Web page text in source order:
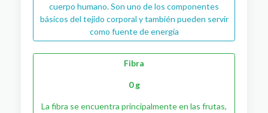
cuerpo humano. Son uno de los componentes
básicos del tejido corporal y también pueden servir
como fuente de energía
Fibra
0 g
La fibra se encuentra principalmente en las frutas,